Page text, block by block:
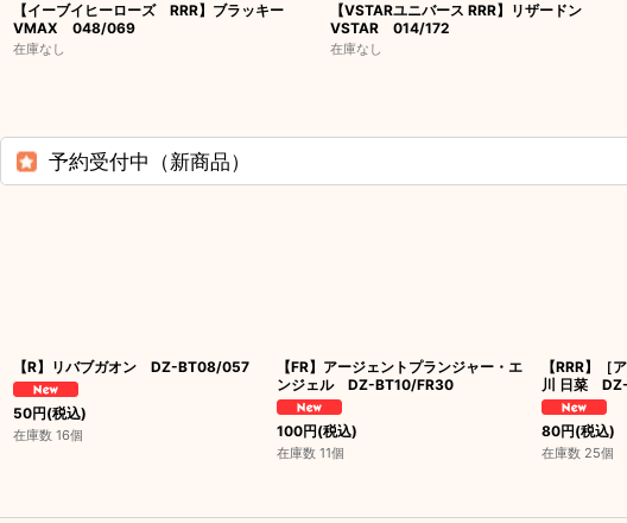
【イーブイヒーローズ RRR】ブラッキー
VMAX 048/069
在庫なし
【VSTARユニバース RRR】リザードン
VSTAR 014/172
在庫なし
予約受付中（新商品）
【R】リバブガオン DZ-BT08/057
50円(税込)
在庫数 16個
【FR】アージェントプランジャー・エ
ンジェル DZ-BT10/FR30
100円(税込)
在庫数 11個
【RRR】［
川 日菜
80円(税込)
在庫数 25個